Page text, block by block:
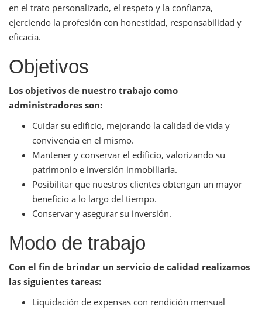
en el trato personalizado, el respeto y la confianza,
ejerciendo la profesión con honestidad, responsabilidad y
eficacia.
Objetivos
Los objetivos de nuestro trabajo como
administradores son:
Cuidar su edificio, mejorando la calidad de vida y
convivencia en el mismo.
Mantener y conservar el edificio, valorizando su
patrimonio e inversión inmobiliaria.
Posibilitar que nuestros clientes obtengan un mayor
beneficio a lo largo del tiempo.
Conservar y asegurar su inversión.
Modo de trabajo
Con el fin de brindar un servicio de calidad realizamos
las siguientes tareas:
Liquidación de expensas con rendición mensual